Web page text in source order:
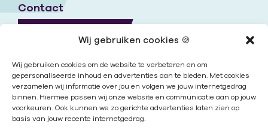
Wij gebruiken cookies 🍪
Wij gebruiken cookies om de website te verbeteren en om
gepersonaliseerde inhoud en advertenties aan te bieden. Met cookies
verzamelen wij informatie over jou en volgen we jouw internetgedrag
binnen. Hiermee passen wij onze website en communicatie aan op jouw
voorkeuren. Ook kunnen we zo gerichte advertenties laten zien op
basis van jouw recente internetgedrag.
Contact
Nieuwsbrief